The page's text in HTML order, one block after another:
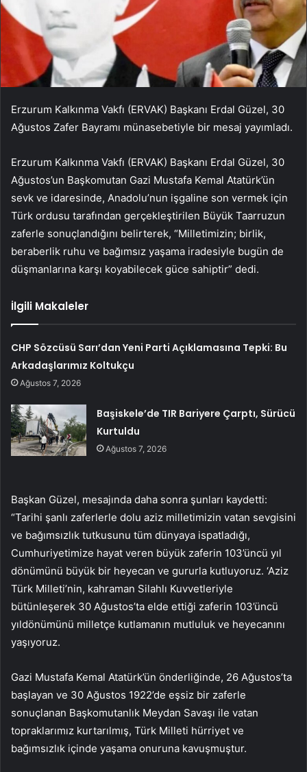
Erzurum Kalkınma Vakfı (ERVAK) Başkanı Erdal Güzel, 30
Ağustos Zafer Bayramı münasebetiyle bir mesaj yayımladı.
Erzurum Kalkınma Vakfı (ERVAK) Başkanı Erdal Güzel, 30
Ağustos’un Başkomutan Gazi Mustafa Kemal Atatürk’ün
sevk ve idaresinde, Anadolu’nun işgaline son vermek için
Türk ordusu tarafından gerçekleştirilen Büyük Taarruzun
zaferle sonuçlandığını belirterek, “Milletimizin; birlik,
beraberlik ruhu ve bağımsız yaşama iradesiyle bugün de
düşmanlarına karşı koyabilecek güce sahiptir” dedi.
İlgili Makaleler
CHP Sözcüsü Sarı’dan Yeni Parti Açıklamasına Tepki: Bu
Arkadaşlarımız Koltukçu
Ağustos 7, 2026
Başiskele’de TIR Bariyere Çarptı, Sürücü
Kurtuldu
Ağustos 7, 2026
Başkan Güzel, mesajında daha sonra şunları kaydetti:
“Tarihi şanlı zaferlerle dolu aziz milletimizin vatan sevgisini
ve bağımsızlık tutkusunu tüm dünyaya ispatladığı,
Cumhuriyetimize hayat veren büyük zaferin 103’üncü yıl
dönümünü büyük bir heyecan ve gururla kutluyoruz. ‘Aziz
Türk Milleti’nin, kahraman Silahlı Kuvvetleriyle
bütünleşerek 30 Ağustos’ta elde ettiği zaferin 103’üncü
yıldönümünü milletçe kutlamanın mutluluk ve heyecanını
yaşıyoruz.
Gazi Mustafa Kemal Atatürk’ün önderliğinde, 26 Ağustos’ta
başlayan ve 30 Ağustos 1922’de eşsiz bir zaferle
sonuçlanan Başkomutanlık Meydan Savaşı ile vatan
topraklarımız kurtarılmış, Türk Milleti hürriyet ve
bağımsızlık içinde yaşama onuruna kavuşmuştur.